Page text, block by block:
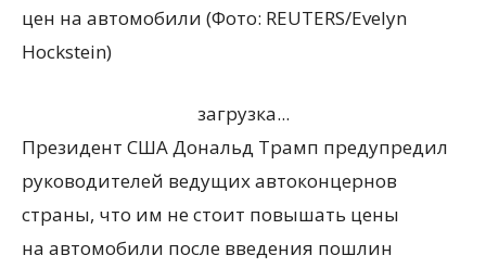
цен на автомобили (Фото: REUTERS/Evelyn
Hockstein)
загрузка...
Президент США Дональд Трамп предупредил
руководителей ведущих автоконцернов
страны, что им не стоит повышать цены
на автомобили после введения пошлин